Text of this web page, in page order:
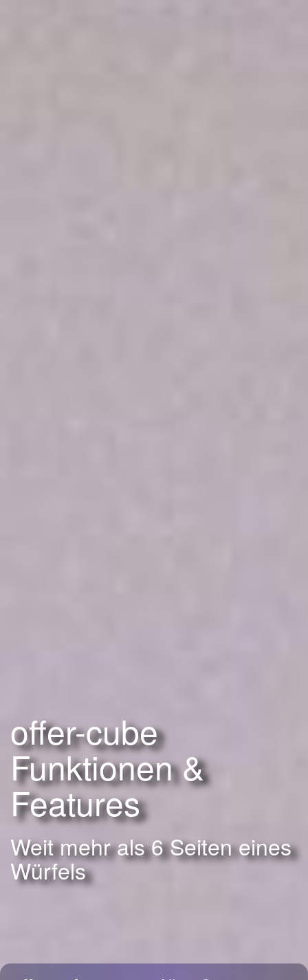
offer-cube
Funktionen &
Features
Weit mehr als 6 Seiten eines
Würfels